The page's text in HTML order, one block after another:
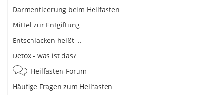
Darmentleerung beim Heilfasten
Mittel zur Entgiftung
Entschlacken heißt ...
Detox - was ist das?
Heilfasten-Forum
Häufige Fragen zum Heilfasten